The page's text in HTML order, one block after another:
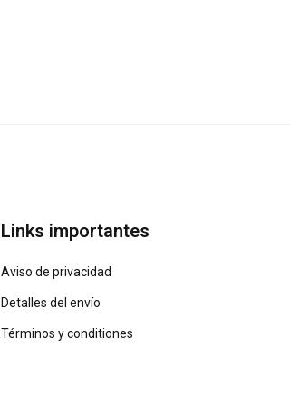
Links importantes
Aviso de privacidad
Detalles del envío
Términos y conditiones